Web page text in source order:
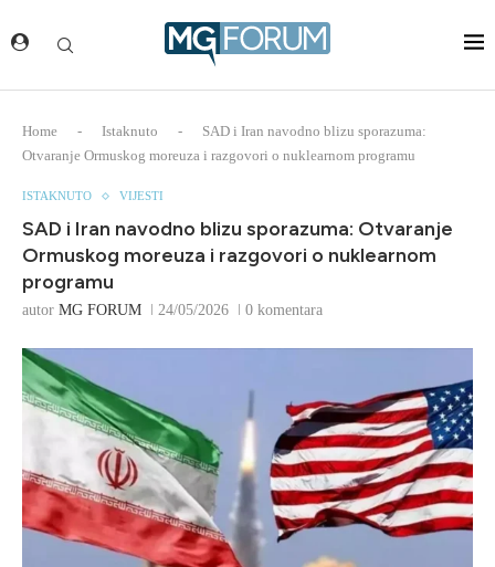
Home - Istaknuto -
SAD i Iran navodno blizu sporazuma:
Otvaranje Ormuskog moreuza i razgovori o nuklearnom programu
ISTAKNUTO VIJESTI
SAD i Iran navodno blizu sporazuma: Otvaranje
Ormuskog moreuza i razgovori o nuklearnom
programu
autor MG FORUM 24/05/2026 0 komentara